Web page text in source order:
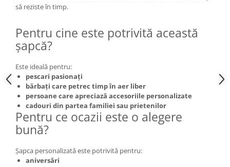
să reziste în timp.
Pentru cine este potrivită această
șapcă?
Este ideală pentru:
pescari pasionați
bărbați care petrec timp în aer liber
persoane care apreciază accesoriile personalizate
cadouri din partea familiei sau prietenilor
Pentru ce ocazii este o alegere
bună?
Șapca personalizată este potrivită pentru:
aniversări